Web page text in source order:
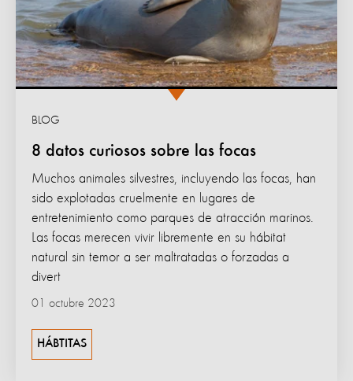
8 datos curiosos sobre las focas
BLOG
Muchos animales silvestres, incluyendo las focas, han
sido explotadas cruelmente en lugares de
entretenimiento como parques de atracción marinos.
Las focas merecen vivir libremente en su hábitat
natural sin temor a ser maltratadas o forzadas a
divert
01 octubre 2023
HÁBTITAS